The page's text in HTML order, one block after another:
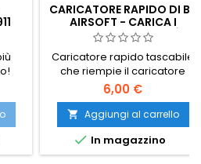
CARICATORE RAPIDO DI BB
AIRSOFT - CARICA I
CARICATORI 100× PIÙ
VELOCEMENTE
Caricatore rapido tascabile
che riempie il caricatore
airsoft in pochi secondi: non è
più necessario spingere i BB
uno per uno. Contiene ~100
colpi, funziona con qualsiasi
BB da 6 mm e con qualsiasi
AEG hi-cap o mid-cap.
6,00 €
 Aggiungi al carrello
 In magazzino